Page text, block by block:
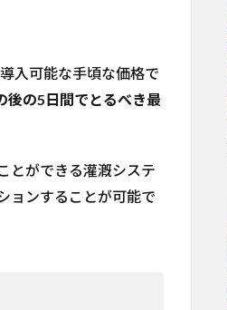
入可能な手頃な価格で
後の5日間でとるべき最
とができる灌漑システ
ョンすることが可能で